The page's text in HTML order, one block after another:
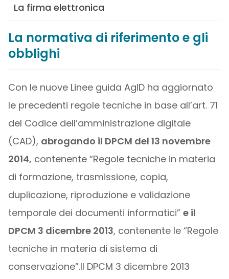
La firma elettronica
La normativa di riferimento e gli
obblighi
Con le nuove Linee guida AgID ha aggiornato
le precedenti regole tecniche in base all’art. 71
del Codice dell’amministrazione digitale
(CAD), abrogando il DPCM del 13 novembre
2014, contenente “Regole tecniche in materia
di formazione, trasmissione, copia,
duplicazione, riproduzione e validazione
temporale dei documenti informatici” e il
DPCM 3 dicembre 2013, contenente le “Regole
tecniche in materia di sistema di
conservazione”.Il DPCM 3 dicembre 2013